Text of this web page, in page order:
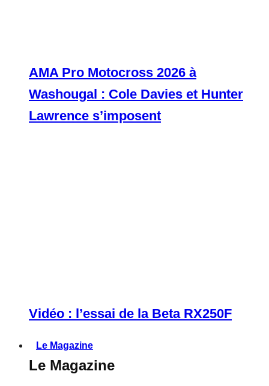
AMA Pro Motocross 2026 à
Washougal : Cole Davies et Hunter
Lawrence s’imposent
Vidéo : l’essai de la Beta RX250F
Le Magazine
Le Magazine